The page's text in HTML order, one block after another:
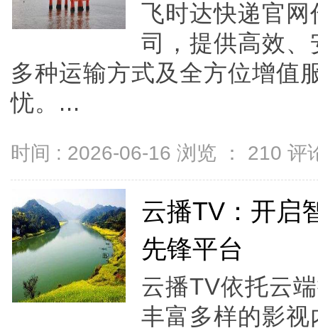
飞时达快递官
司，提供高效
多种运输方式及全方位增值
忧。...
时间 : 2026-06-16 浏览 ： 210 评
云播TV：开启
先锋平台
云播TV依托云
丰富多样的影